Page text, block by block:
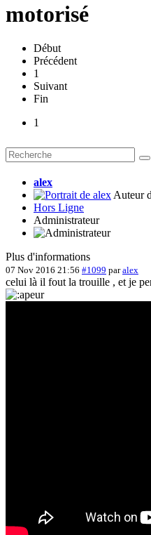
motorisé
Début
Précédent
1
Suivant
Fin
1
alex
Auteur
Hors Ligne
Administrateur
Plus d'informations
07 Nov 2016 21:56 #1099 paralex
celui là il fout la trouille , et je